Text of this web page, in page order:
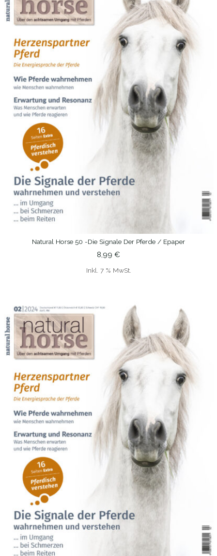
IN DEN WARENKORB
Natural Horse 50 -Die Signale Der Pferde / Epaper
8,99 €
Inkl. 7 % MwSt.